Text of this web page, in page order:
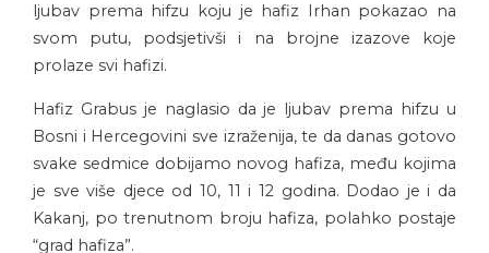
ljubav prema hifzu koju je hafiz Irhan pokazao na
svom putu, podsjetivši i na brojne izazove koje
prolaze svi hafizi.
Hafiz Grabus je naglasio da je ljubav prema hifzu u
Bosni i Hercegovini sve izraženija, te da danas gotovo
svake sedmice dobijamo novog hafiza, među kojima
je sve više djece od 10, 11 i 12 godina. Dodao je i da
Kakanj, po trenutnom broju hafiza, polahko postaje
“grad hafiza”.